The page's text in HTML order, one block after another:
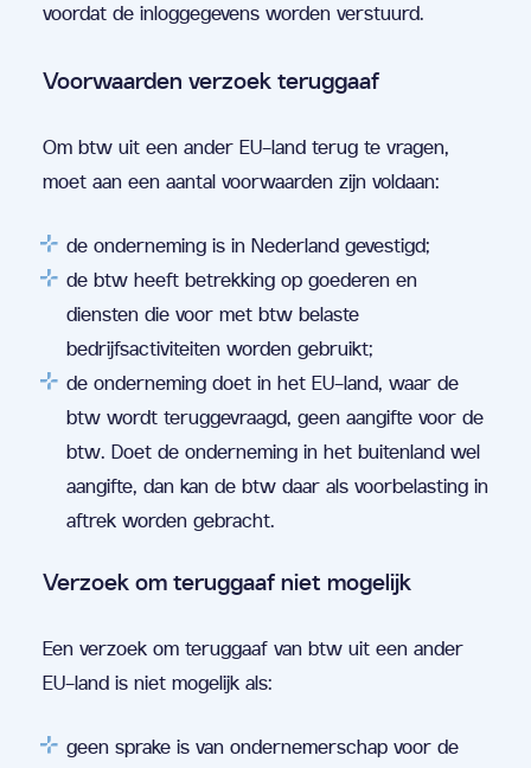
voordat de inloggegevens worden verstuurd.
Voorwaarden verzoek teruggaaf
Om btw uit een ander EU-land terug te vragen,
moet aan een aantal voorwaarden zijn voldaan:
de onderneming is in Nederland gevestigd;
de btw heeft betrekking op goederen en
diensten die voor met btw belaste
bedrijfsactiviteiten worden gebruikt;
de onderneming doet in het EU-land, waar de
btw wordt teruggevraagd, geen aangifte voor de
btw. Doet de onderneming in het buitenland wel
aangifte, dan kan de btw daar als voorbelasting in
aftrek worden gebracht.
Verzoek om teruggaaf niet mogelijk
Een verzoek om teruggaaf van btw uit een ander
EU-land is niet mogelijk als:
geen sprake is van ondernemerschap voor de